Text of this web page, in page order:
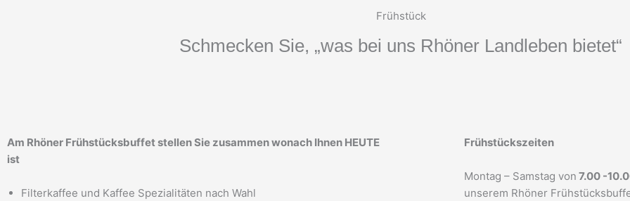
Frühstück
Schmecken Sie, „was bei uns Rhöner Landleben bietet“
Am Rhöner Frühstücksbuffet stellen Sie zusammen wonach Ihnen HEUTE
ist
Filterkaffee und Kaffee Spezialitäten nach Wahl
Frühstückszeiten
Montag – Samstag von 7.00 -
unserem Rhöner